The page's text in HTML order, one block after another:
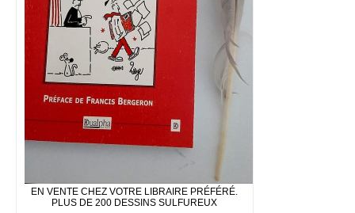
EN VENTE CHEZ VOTRE LIBRAIRE PRÉFÉRÉ.
PLUS DE 200 DESSINS SULFUREUX